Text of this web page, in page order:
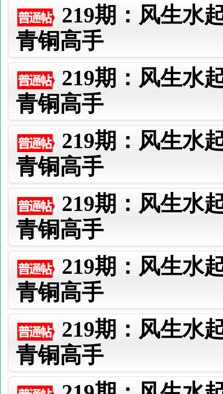
219期：风生水
青铜高手
219期：风生水
青铜高手
219期：风生水
青铜高手
219期：风生水
青铜高手
219期：风生水
青铜高手
219期：风生水
青铜高手